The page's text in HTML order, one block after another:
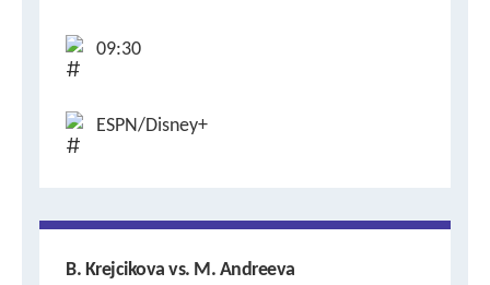
09:30
ESPN/Disney+
B. Krejcikova vs. M. Andreeva